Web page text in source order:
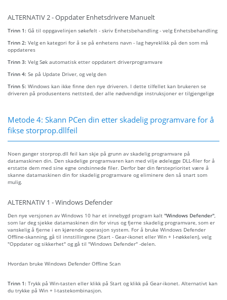
ALTERNATIV 2 - Oppdater Enhetsdrivere Manuelt
Trinn 1: Gå til oppgavelinjen søkefelt - skriv Enhetsbehandling - velg Enhetsbehandling
Trinn 2: Velg en kategori for å se på enhetens navn - lag høyreklikk på den som må
oppdateres
Trinn 3: Velg Søk automatisk etter oppdatert driverprogramvare
Trinn 4: Se på Update Driver, og velg den
Trinn 5: Windows kan ikke finne den nye driveren. I dette tilfellet kan brukeren se
driveren på produsentens nettsted, der alle nødvendige instruksjoner er tilgjengelige
Metode 4: Skann PCen din etter skadelig programvare for å
fikse storprop.dllfeil
Noen ganger storprop.dll feil kan skje på grunn av skadelig programvare på
datamaskinen din. Den skadelige programvaren kan med vilje ødelegge DLL-filer for å
erstatte dem med sine egne ondsinnede filer. Derfor bør din førsteprioritet være å
skanne datamaskinen din for skadelig programvare og eliminere den så snart som
mulig.
ALTERNATIV 1 - Windows Defender
Den nye versjonen av Windows 10 har et innebygd program kalt "Windows Defender"
som lar deg sjekke datamaskinen din for virus og fjerne skadelig programvare, som er
vanskelig å fjerne i en kjørende operasjon system. For å bruke Windows Defender
Offline-skanning, gå til innstillingene (Start - Gear-ikonet eller Win + I-nøkkelen), velg
"Oppdater og sikkerhet" og gå til "Windows Defender" -delen.
Hvordan bruke Windows Defender Offline Scan
Trinn 1: Trykk på Win-tasten eller klikk på Start og klikk på Gear-ikonet. Alternativt kan
du trykke på Win + I-tastekombinasjon.